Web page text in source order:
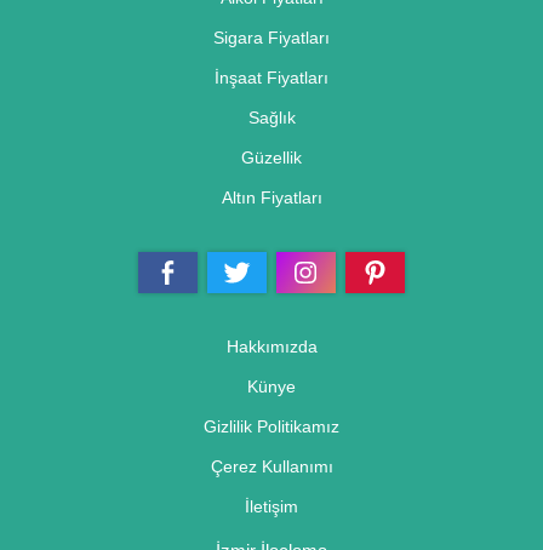
Sigara Fiyatları
İnşaat Fiyatları
Sağlık
Güzellik
Altın Fiyatları
Hakkımızda
Künye
Gizlilik Politikamız
Çerez Kullanımı
İletişim